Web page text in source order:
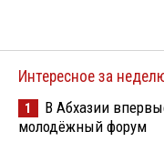
Интересное за
1
В Абхазии
молодёжный форум